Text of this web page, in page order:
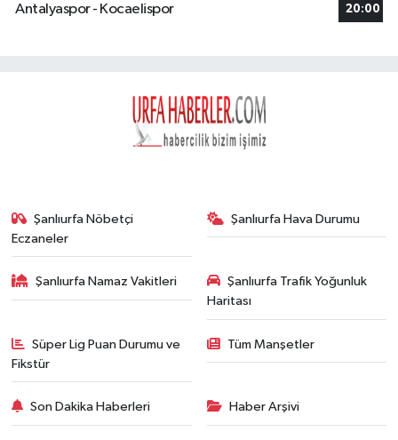
Antalyaspor - Kocaelispor 20:00
Şanlıurfa Nöbetçi
Eczaneler
Şanlıurfa Hava Durumu
Şanlıurfa Namaz Vakitleri
Şanlıurfa Trafik Yoğunluk
Haritası
Süper Lig Puan Durumu ve
Fikstür
Tüm Manşetler
Son Dakika Haberleri Haber Arşivi